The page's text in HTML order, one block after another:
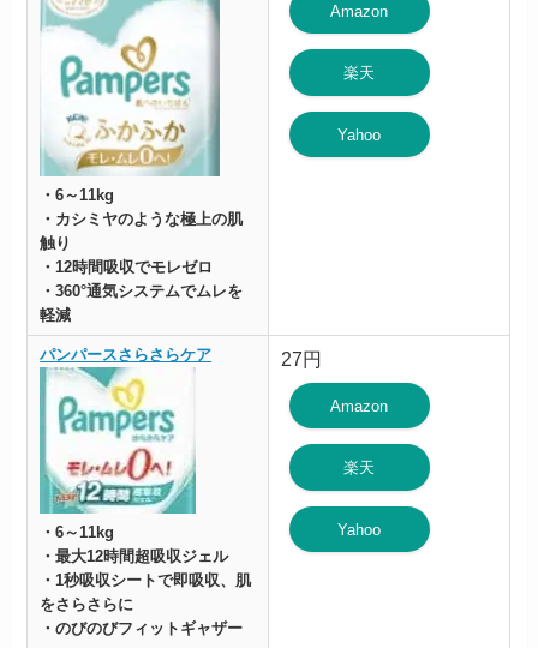
・6～11kg
・カシミヤのような極上の肌
触り
・12時間吸収でモレゼロ
・360°通気システムでムレを
軽減
Amazon
楽天
Yahoo
パンパースさらさらケア
・6～11kg
・最大12時間超吸収ジェル
・1秒吸収シートで即吸収、肌
をさらさらに
・のびのびフィットギャザー
27円
Amazon
楽天
Yahoo